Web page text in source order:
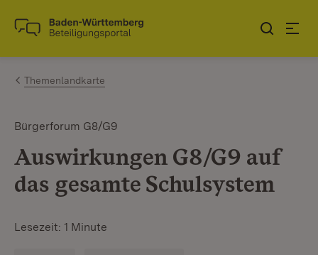
Zum Inhalt springen
Link zur Startseite
Themenlandkarte
Bürgerforum G8/G9
Auswirkungen G8/G9 auf
das gesamte Schulsystem
Lesezeit: 1 Minute